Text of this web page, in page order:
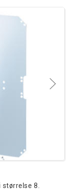
8.